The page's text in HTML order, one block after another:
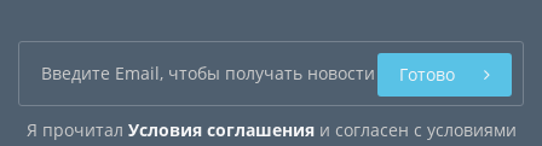
Я прочитал Условия соглашенияи согласен с условиями
Готово